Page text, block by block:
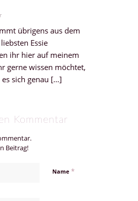
übrigens aus dem
Essie
ihr hier auf meinem
gerne wissen möchtet,
sich genau […]
Kommentar
Beitrag!
Name *